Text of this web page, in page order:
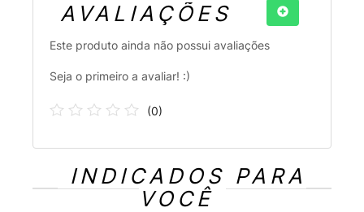
AVALIAÇÕES
Este produto ainda não possui avaliações
Seja o primeiro a avaliar! :)
(0)
INDICADOS PARA
VOCÊ